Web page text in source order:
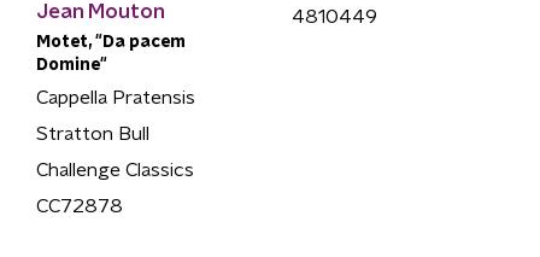
Jean Mouton
Motet, "Da pacem
Domine"
Cappella Pratensis
Stratton Bull
Challenge Classics
CC72878
4810449